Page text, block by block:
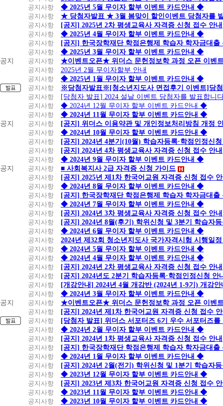
공지사항
◆ 2025년 5월 무이자 할부 이벤트 카드안내 ◆
공지사항
★ 당첨자발표 ★ 3월 봄맞이 할인이벤트 당첨자를
공지사항
[공지] 2025년 2차 평생교육사 자격증 신청 접수 안내
공지사항
◆ 2025년 4월 무이자 할부 이벤트 카드안내 ◆
공지사항
[공지] 한국장학재단 학점은행제 학습자 학자금대출
공지사항
◆ 2025년 3월 무이자 할부 이벤트 카드안내 ◆
공지
공지사항
★이벤트오픈★ 위더스 문헌정보학 과정 오픈 이벤
공지사항
2025년 2월 무이자할부 안내
공지사항
◆ 2025년 1월 무이자 할부 이벤트 카드안내 ◆
공지사항
※당첨자발표※[청소년지도사 면접후기 이벤트]당
공지사항
[당첨자 발표] 2024 설날 이벤트 당첨자를 발표합니
공지사항
◆ 2024년 12월 무이자 할부 이벤트 카드안내 ◆
공지사항
◆ 2024년 11월 무이자 할부 이벤트 카드안내 ◆
공지
공지사항
[공지] 위더스 이용약관 및 개인정보처리방침 개정
공지사항
◆ 2024년 10월 무이자 할부 이벤트 카드안내 ◆
공지사항
[공지] 2024년 4분기(10월) 학습자등록·학점인정신
공지사항
[공지] 2024년 4차 평생교육사 자격증 신청 접수 안내
공지사항
◆ 2024년 9월 무이자 할부 이벤트 카드안내 ◆
공지
공지사항
■ 사회복지사 2급 자격증 신청 가이드
공지사항
[공지] 2025년 제1차 한국어교원 자격증 신청 접수
공지사항
◆ 2024년 8월 무이자 할부 이벤트 카드안내 ◆
공지사항
[공지] 한국장학재단 학점은행제 학습자 학자금대출
공지사항
◆ 2024년 7월 무이자 할부 이벤트 카드안내 ◆
공지사항
[공지] 2024년 3차 평생교육사 자격증 신청 접수 안내
공지사항
[공지] 2024년 8월(후기) 학위신청 및 3분기 학습자
공지사항
◆ 2024년 6월 무이자 할부 이벤트 카드안내 ◆
공지사항
2024년 제32회 청소년지도사 국가자격시험 시행일
공지사항
◆ 2024년 5월 무이자 할부 이벤트 카드안내 ◆
공지사항
◆ 2024년 4월 무이자 할부 이벤트 카드안내 ◆
공지사항
[공지] 2024년 2차 평생교육사 자격증 신청 접수 안내
공지사항
[공지] 2024년도 2분기 학습자등록·학점인정신청 안
공지사항
[개강안내] 2024년 4월 개강반 (2024년 1-9기) 개강안
공지사항
◆ 2024년 3월 무이자 할부 이벤트 카드안내 ◆
공지
공지사항
★이벤트오픈★ 위더스 문헌정보학 과정 오픈 이벤
공지사항
[공지] 2024년 제1차 한국어교원 자격증 신청 접수
공지사항
[당첨자 발표] 위더스 서포터즈 6기 우수 서포터즈를
공지사항
◆ 2024년 2월 무이자 할부 이벤트 카드안내 ◆
공지사항
[공지] 2024년 1차 평생교육사 자격증 신청 접수 안내
공지사항
[공지] 한국장학재단 학점은행제 학습자 학자금대출
공지사항
◆ 2024년 1월 무이자 할부 이벤트 카드안내 ◆
공지사항
[공지] 2024년 2월(전기) 학위신청 및 1분기 학습자
공지사항
◆ 2023년 12월 무이자 할부 이벤트 카드안내 ◆
공지사항
[공지] 2023년 제3차 한국어교원 자격증 신청 접수
공지사항
◆ 2023년 11월 무이자 할부 이벤트 카드안내 ◆
공지사항
◆ 2023년 10월 무이자 할부 이벤트 카드안내 ◆